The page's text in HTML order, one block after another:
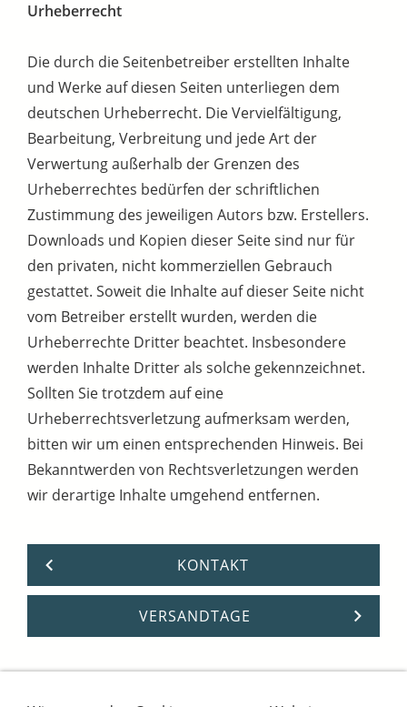
Urheberrecht
Die durch die Seitenbetreiber erstellten Inhalte
und Werke auf diesen Seiten unterliegen dem
deutschen Urheberrecht. Die Vervielfältigung,
Bearbeitung, Verbreitung und jede Art der
Verwertung außerhalb der Grenzen des
Urheberrechtes bedürfen der schriftlichen
Zustimmung des jeweiligen Autors bzw. Erstellers.
Downloads und Kopien dieser Seite sind nur für
den privaten, nicht kommerziellen Gebrauch
gestattet. Soweit die Inhalte auf dieser Seite nicht
vom Betreiber erstellt wurden, werden die
Urheberrechte Dritter beachtet. Insbesondere
werden Inhalte Dritter als solche gekennzeichnet.
Sollten Sie trotzdem auf eine
Urheberrechtsverletzung aufmerksam werden,
bitten wir um einen entsprechenden Hinweis. Bei
Bekanntwerden von Rechtsverletzungen werden
wir derartige Inhalte umgehend entfernen.
KONTAKT
VERSANDTAGE